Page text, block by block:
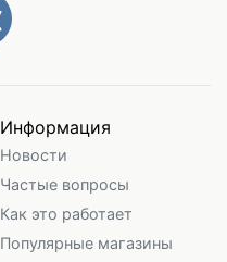
Информация
Новости
Частые вопросы
Как это работает
Популярные магазины